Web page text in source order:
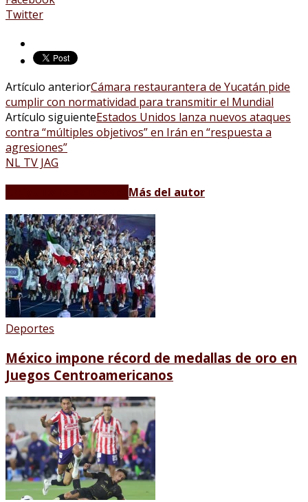
Twitter
Artículo anteriorCámara restaurantera de Yucatán pide
cumplir con normatividad para transmitir el Mundial
Artículo siguienteEstados Unidos lanza nuevos ataques
contra “múltiples objetivos” en Irán en “respuesta a
agresiones”
NL TV JAG
Más del autor
Deportes
México impone récord de medallas de oro en
Juegos Centroamericanos